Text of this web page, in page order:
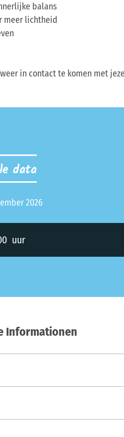
balans
meer lichtheid
in contact te komen met
data
2026
uur
Informationen